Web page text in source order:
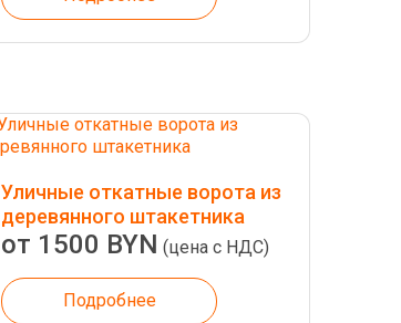
Уличные откатные ворота из
деревянного штакетника
от 1500 BYN (цена с НДС)
Подробнее